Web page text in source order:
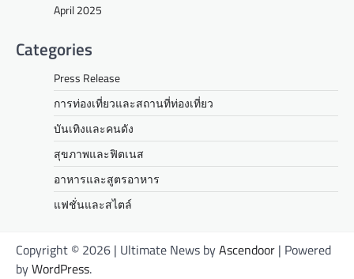
April 2025
Categories
Press Release
การท่องเที่ยวและสถานที่ท่องเที่ยว
บันเทิงและคนดัง
สุขภาพและฟิตเนส
อาหารและสูตรอาหาร
แฟชั่นและสไตล์
Copyright © 2026 | Ultimate News byAscendoor | Powered
byWordPress.